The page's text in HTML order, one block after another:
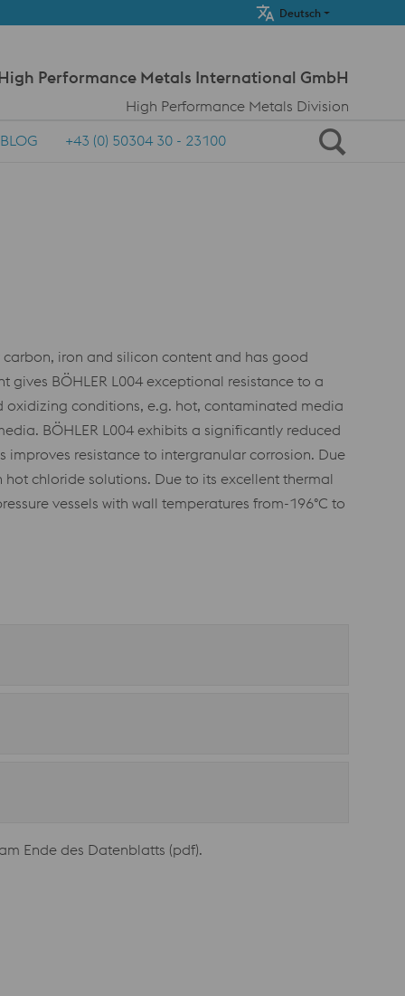
Deutsch
Performance Metals International GmbH
High Performance Metals Division
BLOG +43 (0) 50304 30 - 23100
iron and silicon content and has good
BÖHLER L004 exceptional resistance to a
conditions, e.g. hot, contaminated media
BÖHLER L004 exhibits a significantly reduced
resistance to intergranular corrosion. Due
chloride solutions. Due to its excellent thermal
vessels with wall temperatures from-196°C to
Ende des Datenblatts (pdf).